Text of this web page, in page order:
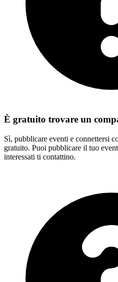
È gratuito trovare un
Sì, pubblicare eventi e connettersi
gratuito. Puoi pubblicare il tuo
interessati ti contattino.